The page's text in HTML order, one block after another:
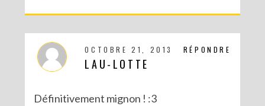
RÉPONDRE
OCTOBRE 21, 2013
LAU-LOTTE
Définitivement mignon ! :3